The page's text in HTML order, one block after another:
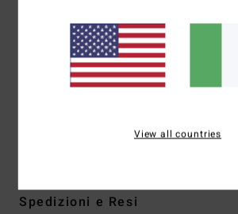
Tasca posteriore con cerniera
Asola posteriore per cordino
Spilla in silicone
Assorbente e ad asciugatura rapida
riciclato, 20 % cotone, 9 % elastan
Spedizioni e Resi
View all countries